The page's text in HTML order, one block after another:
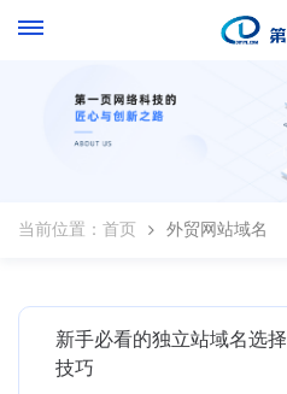
当前位置： 首页 外贸网站域名
新手必看的独立站域名选择
技巧